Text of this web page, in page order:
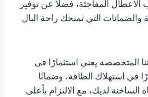
الأعطال المفاجئة، فضلاً عن توفير
والضمانات التي تمنحك راحة البال
المتخصصة يعني استثمارًا في
في استهلاك الطاقة، وضمانًا
الساخنة لديك، مع الالتزام بأعلى